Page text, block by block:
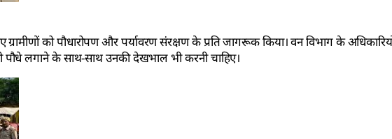
को पौधारोपण और पर्यावरण संरक्षण के प्रति जागरूक किया। वन विभाग के
लगाने के साथ-साथ उनकी देखभाल भी करनी चाहिए।